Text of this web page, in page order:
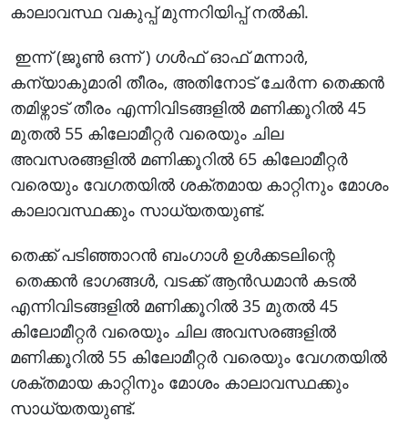
കാലാവസ്ഥ വകുപ്പ് മുന്നറിയിപ്പ് നൽകി.
ഇന്ന് (ജൂൺ ഒന്ന് ) ഗൾഫ് ഓഫ് മന്നാർ,
കന്യാകുമാരി തീരം, അതിനോട് ചേർന്ന തെക്കൻ
തമിഴ്നാട് തീരം എന്നിവിടങ്ങളിൽ മണിക്കൂറിൽ 45
മുതൽ 55 കിലോമീറ്റർ വരെയും ചില
അവസരങ്ങളിൽ മണിക്കൂറിൽ 65 കിലോമീറ്റർ
വരെയും വേഗതയിൽ ശക്തമായ കാറ്റിനും മോശം
കാലാവസ്ഥക്കും സാധ്യതയുണ്ട്.
തെക്ക് പടിഞ്ഞാറൻ ബംഗാൾ ഉൾക്കടലിന്റെ
തെക്കൻ ഭാഗങ്ങൾ, വടക്ക് ആൻഡമാൻ കടൽ
എന്നിവിടങ്ങളിൽ മണിക്കൂറിൽ 35 മുതൽ 45
കിലോമീറ്റർ വരെയും ചില അവസരങ്ങളിൽ
മണിക്കൂറിൽ 55 കിലോമീറ്റർ വരെയും വേഗതയിൽ
ശക്തമായ കാറ്റിനും മോശം കാലാവസ്ഥക്കും
സാധ്യതയുണ്ട്.